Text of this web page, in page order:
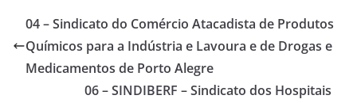
b
o
o
er e
04 – Sindicato do Comércio Atacadista de Produtos
Químicos para a Indústria e Lavoura e de Drogas e
Medicamentos de Porto Alegre
06 – SINDIBERF – Sindicato dos Hospitais